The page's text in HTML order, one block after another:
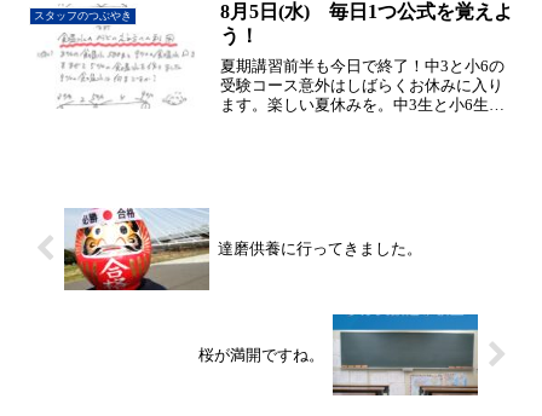
スタッフのつぶやき
8月5日(水) 毎日1つ公式を覚えよ
う！
夏期講習前半も今日で終了！中3と小6の
受験コース意外はしばらくお休みに入り
ます。楽しい夏休みを。中3生と小6生は
達磨供養に行ってきました。
桜が満開ですね。